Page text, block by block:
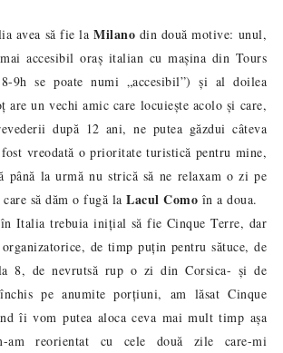
avea să fie laMilano din două motive: unul,
accesibil oraș italian cu mașina din Tours
9h se poate numi „accesibil”) și al doilea
are un vechi amic care locuiește acolo și care,
după 12 ani, ne putea găzdui câteva
vreodată o prioritate turistică pentru mine,
până la urmă nu strică să ne relaxam o zi pe
să dăm o fugă laLacul Como în a doua.
Italia trebuia inițial să fie Cinque Terre, dar
de timp puțin pentru sătuce, de
8, de nevrutsă rup o zi din Corsica- și de
închis pe anumite porțiuni, am lăsat Cinque
îi vom putea aloca ceva mai mult timp așa
reorientat cu cele două zile care-mi